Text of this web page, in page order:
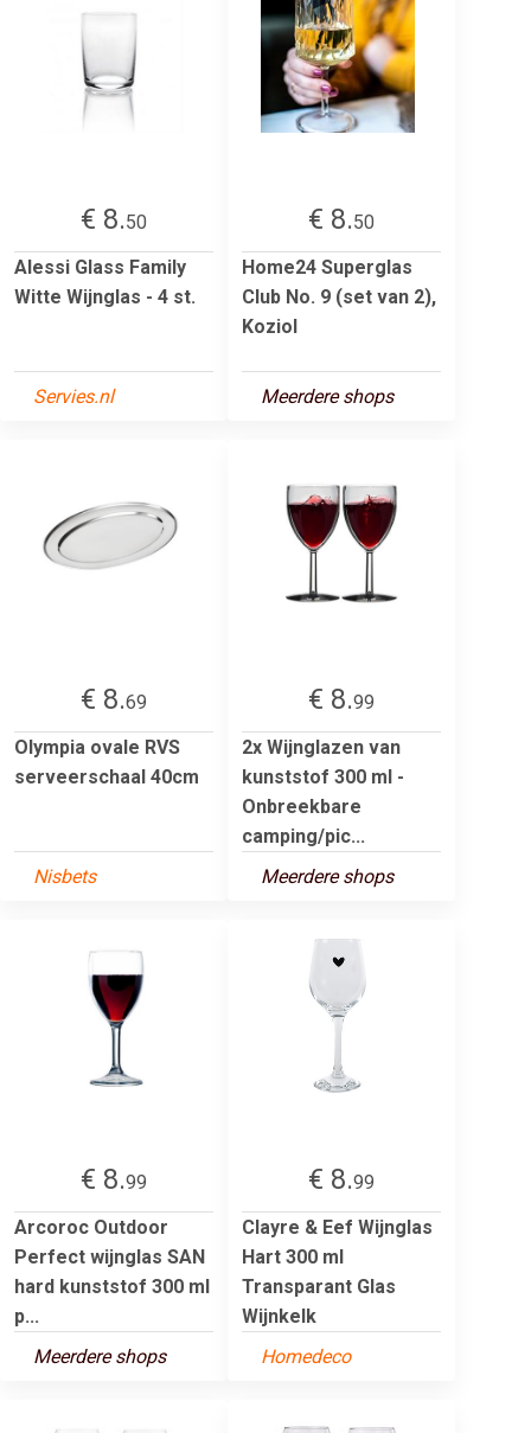
€ 8.50
Alessi Glass Family
Witte Wijnglas - 4 st.
Servies.nl
€ 8.50
Home24 Superglas
Club No. 9 (set van 2),
Koziol
Meerdere shops
€ 8.69
Olympia ovale RVS
serveerschaal 40cm
Nisbets
€ 8.99
2x Wijnglazen van
kunststof 300 ml -
Onbreekbare
camping/pic...
Meerdere shops
€ 8.99
Arcoroc Outdoor
Perfect wijnglas SAN
hard kunststof 300 ml
p...
Meerdere shops
€ 8.99
Clayre & Eef Wijnglas
Hart 300 ml
Transparant Glas
Wijnkelk
Homedeco